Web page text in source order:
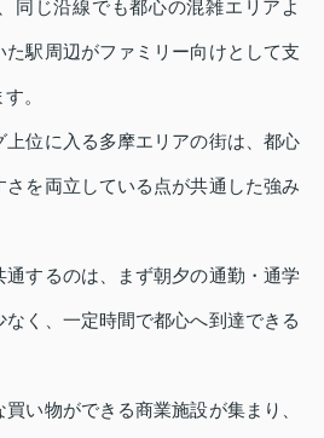
同じ沿線でも都心の混雑エリアよ
た駅周辺がファミリー向けとして支
。
上位に入る多摩エリアの街は、都心
を両立している点が共通した強み
通するのは、まず朝夕の通勤・通学
く、一定時間で都心へ到達できる
い物ができる商業施設が集まり、